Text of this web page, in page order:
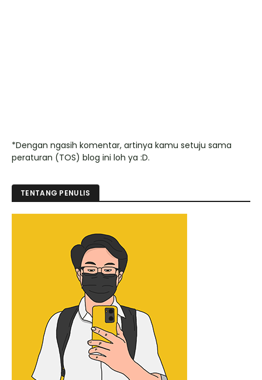
*Dengan ngasih komentar, artinya kamu setuju sama
peraturan (TOS) blog ini loh ya :D.
TENTANG PENULIS